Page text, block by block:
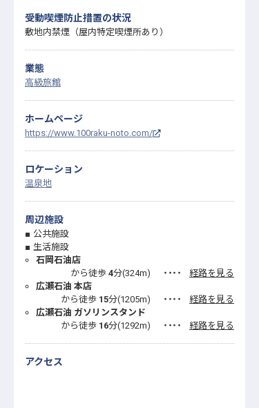
受動喫煙防止措置の状況
敷地内禁煙（屋内特定喫煙所あり）
業態
高級旅館
ホームページ
https://www.100raku-noto.com/
ロケーション
温泉地
周辺施設
公共施設
生活施設
石岡石油店
から徒歩 4分(324m) ・・・・
経路を見る
広瀬石油 本店
から徒歩 15分(1205m) ・・・・
経路を見る
広瀬石油 ガソリンスタンド
から徒歩 16分(1292m) ・・・・ 経路を見る
アクセス